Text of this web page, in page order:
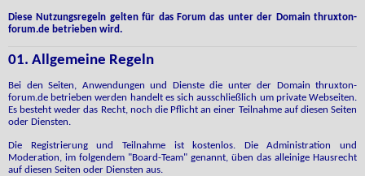
Diese Nutzungsregeln gelten für das Forum das unter der Domain thruxton-
forum.de betrieben wird.
01. Allgemeine Regeln
Bei den Seiten, Anwendungen und Dienste die unter der Domain thruxton-
forum.de betrieben werden handelt es sich ausschließlich um private Webseiten.
Es besteht weder das Recht, noch die Pflicht an einer Teilnahme auf diesen Seiten
oder Diensten.
Die Registrierung und Teilnahme ist kostenlos. Die Administration und
Moderation, im folgendem "Board-Team" genannt, üben das alleinige Hausrecht
auf diesen Seiten oder Diensten aus.